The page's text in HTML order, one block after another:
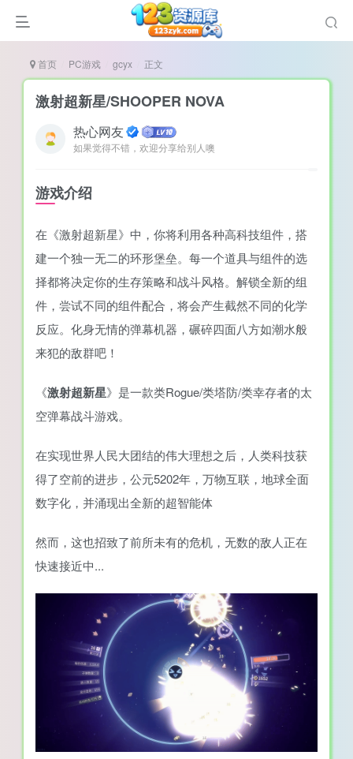
首页 PC游戏 gcyx 正文
激射超新星/SHOOPER NOVA
热心网友
如果觉得不错，欢迎分享给别人噢
游戏介绍
在《激射超新星》中，你将利用各种高科技组件，搭
建一个独一无二的环形堡垒。每一个道具与组件的选
择都将决定你的生存策略和战斗风格。解锁全新的组
件，尝试不同的组件配合，将会产生截然不同的化学
反应。化身无情的弹幕机器，碾碎四面八方如潮水般
来犯的敌群吧！
《激射超新星》是一款类Rogue/类塔防/类幸存者的太
空弹幕战斗游戏。
在实现世界人民大团结的伟大理想之后，人类科技获
得了空前的进步，公元5202年，万物互联，地球全面
数字化，并涌现出全新的超智能体
然而，这也招致了前所未有的危机，无数的敌人正在
快速接近中...